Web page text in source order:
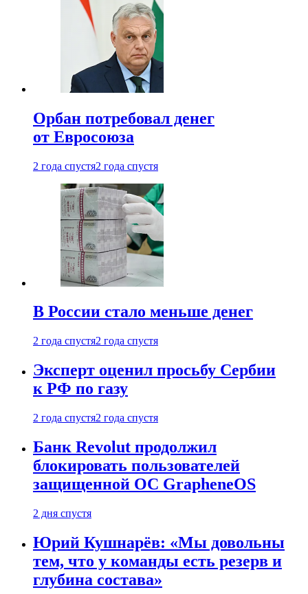
Орбан потребовал денег
от Евросоюза
2 года спустя2 года спустя
В России стало меньше денег
2 года спустя2 года спустя
Эксперт оценил просьбу Сербии
к РФ по газу
2 года спустя2 года спустя
Банк Revolut продолжил
блокировать пользователей
защищенной ОС GrapheneOS
2 дня спустя
Юрий Кушнарёв: «Мы довольны
тем, что у команды есть резерв и
глубина состава»